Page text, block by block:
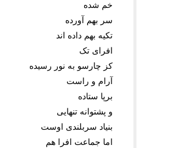
خم شده
سر بهم آورده
تکیه بهم داده اند
افراى تک
کز چارسو به نور رسیده
آرام و راست
برپا ستاده
و پشتوانه تنهایى
بنیاد سربلندى اوست
اما جماعت افرا هم